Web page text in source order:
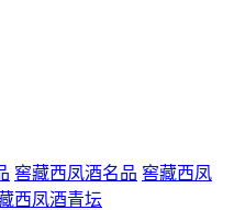
窖藏西凤酒名品 窖藏西凤
西凤酒青坛